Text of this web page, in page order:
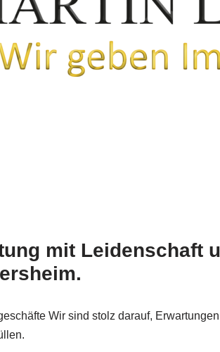
mit Leidenschaft
Wir sind stolz darauf,